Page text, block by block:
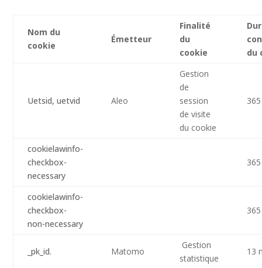
Nom du
cookie
Émetteur
Finalité
du
cookie
du
Uetsid, uetvid Aleo
Gestion
de
session
de visite
du cookie
cookielawinfo-
checkbox-
necessary
cookielawinfo-
checkbox-
non-necessary
_pk_id. Matomo
Gestion
statistique
13